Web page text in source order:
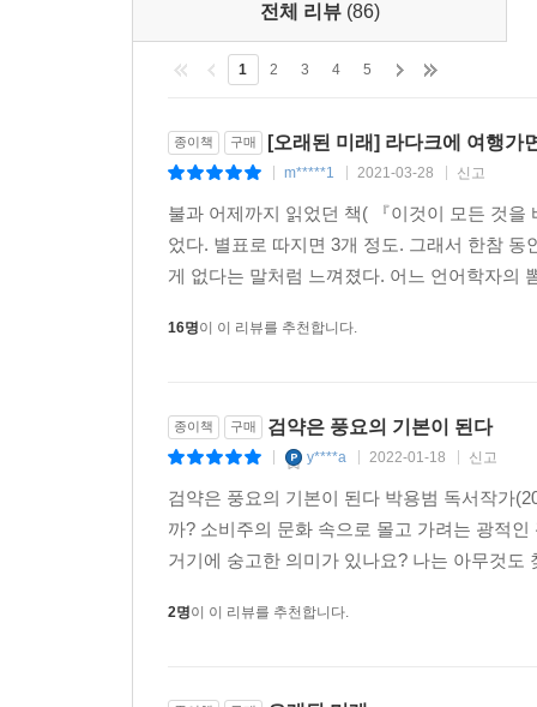
전체 리뷰 (86)
1 2 3 4 5
종이책 구매 [오래된 미래] 라다크에 여행가
m*****1 2021-03-28 신고
불과 어제까지 읽었던 책( 『이것이 모든 것
었다. 별표로 따지면 3개 정도. 그래서 한참
게 없다는 말처럼 느껴졌다. 어느 언어학자의
16명이 이 리뷰를 추천합니다.
종이책 구매 검약은 풍요의 기본이 된다
y****a 2022-01-18 신고
검약은 풍요의 기본이 된다 박용범 독서작가
까? 소비주의 문화 속으로 몰고 가려는 광적
거기에 숭고한 의미가 있나요? 나는 아무것
2명이 이 리뷰를 추천합니다.